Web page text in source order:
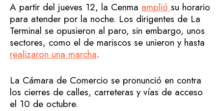
A partir del jueves 12, la Cenma amplió su horario
para atender por la noche. Los dirigentes de La
Terminal se opusieron al paro, sin embargo, unos
sectores, como el de mariscos se unieron y hasta
realizaron una marcha.
La Cámara de Comercio se pronunció en contra
los cierres de calles, carreteras y vías de acceso
el 10 de octubre.